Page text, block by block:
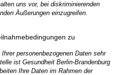
uns vor, bei diskriminierenden
Äußerungen einzugreifen.
zu
personenbezogenen Daten sehr
ist Gesundheit Berlin-Brandenburg
Ihre Daten im Rahmen der